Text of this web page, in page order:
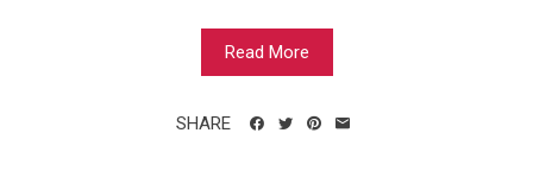
Read More
SHARE